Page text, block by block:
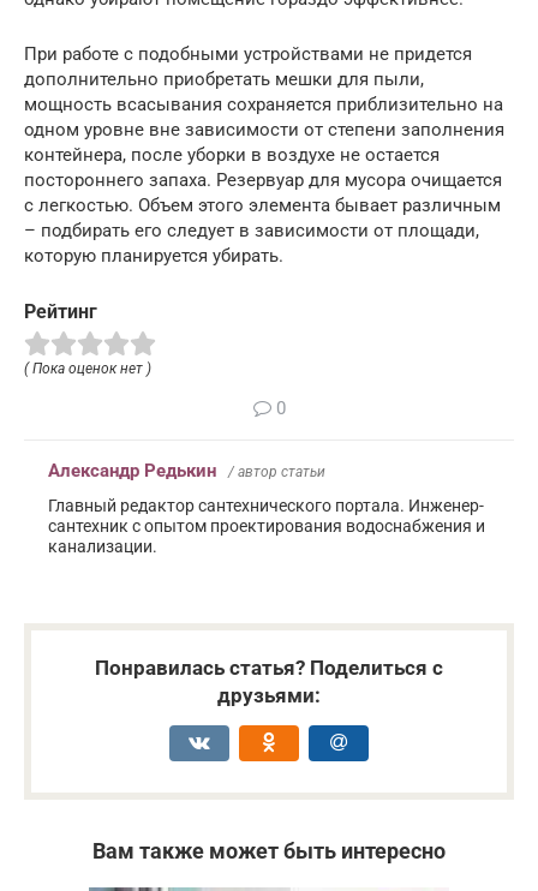
При работе с подобными устройствами не придется
дополнительно приобретать мешки для пыли,
мощность всасывания сохраняется приблизительно на
одном уровне вне зависимости от степени заполнения
контейнера, после уборки в воздухе не остается
постороннего запаха. Резервуар для мусора очищается
с легкостью. Объем этого элемента бывает различным
– подбирать его следует в зависимости от площади,
которую планируется убирать.
Рейтинг
( Пока оценок нет )
0
Александр Редькин / автор статьи
Главный редактор сантехнического портала. Инженер-
сантехник с опытом проектирования водоснабжения и
канализации.
Понравилась статья? Поделиться с
друзьями:
Вам также может быть интересно